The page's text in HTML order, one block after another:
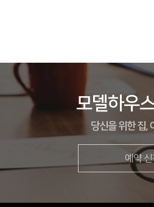
모델하우
당신을 위한 집,
예약 신